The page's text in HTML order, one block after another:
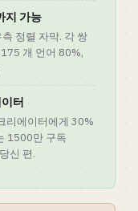
지 가능
정렬 자막. 각 쌍
개 언어 80%,
터
리에이터에게 30%
1500만 구독
신 편.